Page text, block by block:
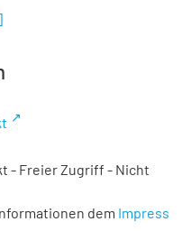
]
- Freier Zugriff - Nicht
dem Impress